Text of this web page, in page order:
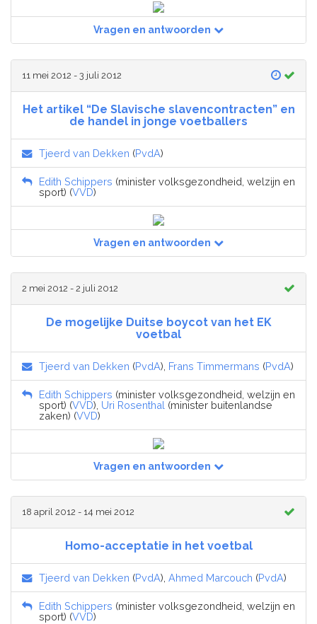
Vragen en antwoorden
11 mei 2012 - 3 juli 2012
Het artikel “De Slavische slavencontracten” en
de handel in jonge voetballers
Tjeerd van Dekken (PvdA)
Edith Schippers (minister volksgezondheid, welzijn en
sport) (VVD)
Vragen en antwoorden
2 mei 2012 - 2 juli 2012
De mogelijke Duitse boycot van het EK
voetbal
Tjeerd van Dekken (PvdA), Frans Timmermans (PvdA)
Edith Schippers (minister volksgezondheid, welzijn en
sport) (VVD), Uri Rosenthal (minister buitenlandse
zaken) (VVD)
Vragen en antwoorden
18 april 2012 - 14 mei 2012
Homo-acceptatie in het voetbal
Tjeerd van Dekken (PvdA), Ahmed Marcouch (PvdA)
Edith Schippers (minister volksgezondheid, welzijn en
sport) (VVD)